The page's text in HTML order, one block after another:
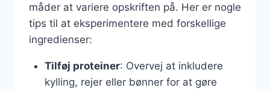
måder at variere opskriften på. Her er nogle
tips til at eksperimentere med forskellige
ingredienser:
Tilføj proteiner: Overvej at inkludere
kylling, rejer eller bønner for at gøre